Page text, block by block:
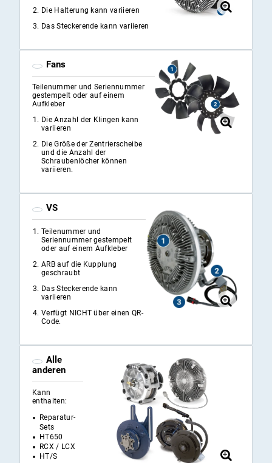
Die Halterung kann variieren
Das Steckerende kann variieren
Fans
Teilenummer und Seriennummer
gestempelt oder auf einem
Aufkleber
Die Anzahl der Klingen kann
variieren
Die Größe der Zentrierscheibe
und die Anzahl der
Schraubenlöcher können
variieren.
VS
Teilenummer und
Seriennummer gestempelt
oder auf einem Aufkleber
ARB auf die Kupplung
geschraubt
Das Steckerende kann
variieren
Verfügt NICHT über einen QR-
Code.
Alle
anderen
Kann
enthalten:
Reparatur-
Sets
HT650
RCX / LCX
HT/S